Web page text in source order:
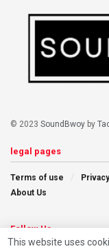
© 2023 SoundBwoy by
legal pages
Terms of use
About Us
Follow Us
This website uses